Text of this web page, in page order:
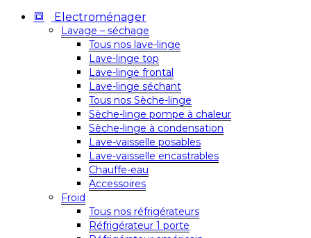
Electroménager
Lavage – séchage
Tous nos lave-linge
Lave-linge top
Lave-linge frontal
Lave-linge séchant
Tous nos Sèche-linge
Sèche-linge pompe à chaleur
Sèche-linge à condensation
Lave-vaisselle posables
Lave-vaisselle encastrables
Chauffe-eau
Accessoires
Froid
Tous nos réfrigérateurs
Réfrigérateur 1 porte